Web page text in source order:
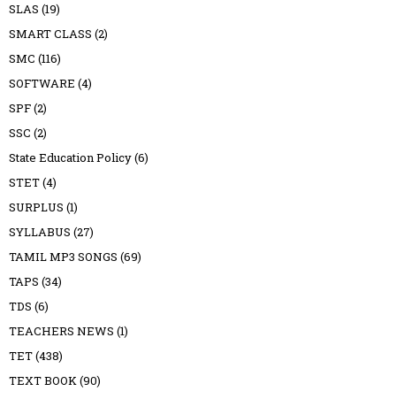
SLAS (19)
SMART CLASS (2)
SMC (116)
SOFTWARE (4)
SPF(2)
SSC (2)
State Education Policy(6)
STET(4)
SURPLUS (1)
SYLLABUS (27)
TAMIL MP3 SONGS (69)
TAPS (34)
TDS (6)
TEACHERS NEWS (1)
TET(438)
TEXT BOOK(90)